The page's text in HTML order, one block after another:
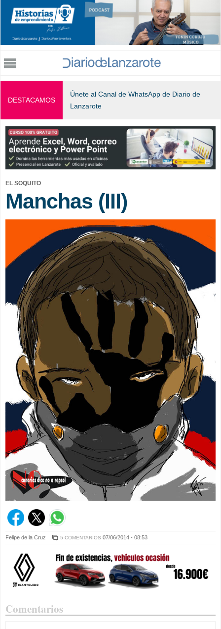
Jump to navigation
DESTACAMOS
Únete al Canal de WhatsApp de Diario de
Lanzarote
EL SOQUITO
Manchas (III)
Felipe de la Cruz 5 COMENTARIOS 07/06/2014 - 08:53
Comentarios